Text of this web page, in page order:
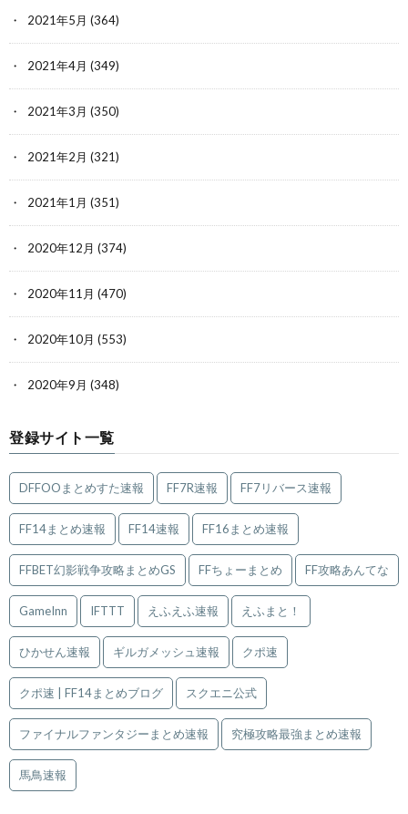
2021年5月 (364)
2021年4月 (349)
2021年3月 (350)
2021年2月 (321)
2021年1月 (351)
2020年12月 (374)
2020年11月 (470)
2020年10月 (553)
2020年9月 (348)
登録サイト一覧
DFFOOまとめすた速報 FF7R速報 FF7リバース速報
FF14まとめ速報 FF14速報 FF16まとめ速報
FFBET幻影戦争攻略まとめGS FFちょーまとめ FF攻略あんてな
GameInn IFTTT えふえふ速報 えふまと！
ひかせん速報 ギルガメッシュ速報 クポ速
クポ速 | FF14まとめブログ スクエニ公式
ファイナルファンタジーまとめ速報 究極攻略最強まとめ速報
馬鳥速報